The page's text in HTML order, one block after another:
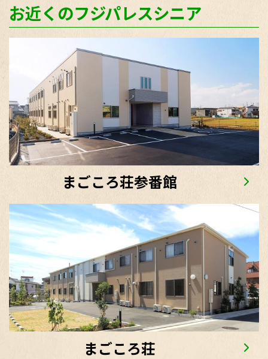
お近くのフジパレスシニア
まごころ荘参番館
まごころ荘